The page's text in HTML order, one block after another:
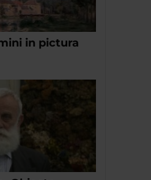
in pictura